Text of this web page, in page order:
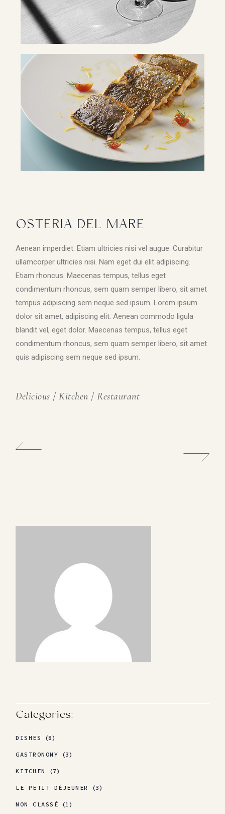
OSTERIA DEL MARE
Aenean imperdiet. Etiam ultricies nisi vel augue. Curabitur
ullamcorper ultricies nisi. Nam eget dui elit adipiscing.
Etiam rhoncus. Maecenas tempus, tellus eget
condimentum rhoncus, sem quam semper libero, sit amet
tempus adipiscing sem neque sed ipsum. Lorem ipsum
dolor sit amet, adipiscing elit. Aenean commodo ligula
blandit vel, eget dolor. Maecenas tempus, tellus eget
condimentum rhoncus, sem quam semper libero, sit amet
quis adipiscing sem neque sed ipsum.
Delicious / Kitchen / Restaurant
Categories:
DISHES (8)
GASTRONOMY (3)
KITCHEN (7)
LE PETIT DÉJEUNER (3)
NON CLASSÉ (1)